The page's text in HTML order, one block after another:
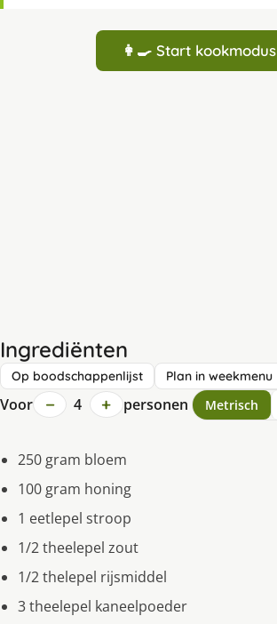
👩‍🍳 Start kookmodus
Ingrediënten
Op boodschappenlijst Plan in weekmenu
Voor − 4 + personen Metrisch
250 gram bloem
100 gram honing
1 eetlepel stroop
1/2 theelepel zout
1/2 thelepel rijsmiddel
3 theelepel kaneelpoeder